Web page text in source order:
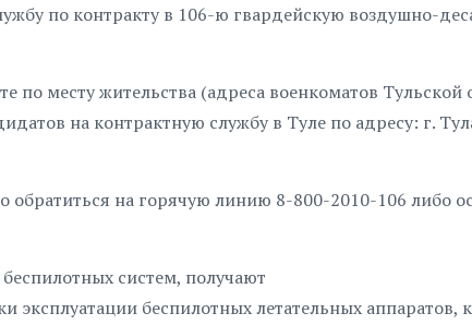
по контракту в 106-ю гвардейскую воздушно-
по месту жительства (адреса военкоматов Тульской
на контрактную службу в Туле по адресу: г.
на горячую линию 8-800-2010-106 либо
систем, получают
эксплуатации беспилотных летательных аппаратов,